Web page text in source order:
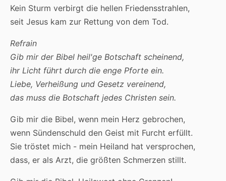
Kein Sturm verbirgt die hellen Friedensstrahlen,
seit Jesus kam zur Rettung von dem Tod.
Refrain
Gib mir der Bibel heil'ge Botschaft scheinend,
ihr Licht führt durch die enge Pforte ein.
Liebe, Verheißung und Gesetz vereinend,
das muss die Botschaft jedes Christen sein.
Gib mir die Bibel, wenn mein Herz gebrochen,
wenn Sündenschuld den Geist mit Furcht erfüllt.
Sie tröstet mich - mein Heiland hat versprochen,
dass, er als Arzt, die größten Schmerzen stillt.